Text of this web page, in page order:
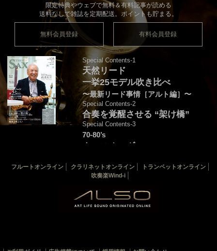
限定特典やウェブで無料＆有料記事が読める
送料なしで雑誌を定期配送。ポイントも貯まる。
無料会員登録 有料会員登録
Special Contents-1
天然リード
一挙25モデル吹き比べ
〜最新リード事情［アルト編］〜
Special Contents-2
合奏を覚醒させる “架け橋”
Special Contents-3
70-80’s
クロスオーヴァー・
音源連動：演奏＆解説by後藤天太
カバー：渡辺貞夫
THE SAX バックナンバー
フルートオンライン クラリネットオンライン
トランペットオンライン
吹奏楽Wind-i